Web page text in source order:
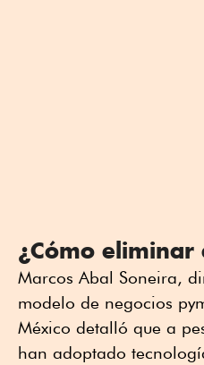
¿Cómo eliminar
Marcos Abal Soneira,
modelo de negocios
México detalló que a
han adoptado